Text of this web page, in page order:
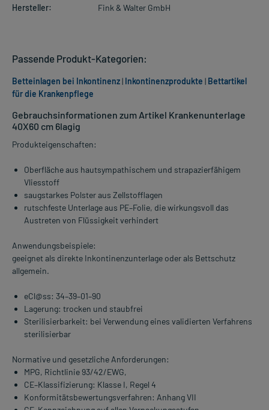
Hersteller:
Fink & Walter GmbH
Gebrauchsinformationen zum Artikel Krankenunterlage
40X60 cm 6lagig
Produkteigenschaften:
Oberfläche aus hautsympathischem und strapazierfähigem
Vliesstoff
saugstarkes Polster aus Zellstofflagen
rutschfeste Unterlage aus PE–Folie, die wirkungsvoll das
Austreten von Flüssigkeit verhindert
Anwendungsbeispiele:
geeignet als direkte Inkontinenzunterlage oder als Bettschutz
allgemein.
eCl@ss: 34–39–01–90
Lagerung: trocken und staubfrei
Sterilisierbarkeit: bei Verwendung eines validierten Verfahrens
sterilisierbar
Normative und gesetzliche Anforderungen:
MPG, Richtlinie 93/42/EWG,
CE–Klassifizierung: Klasse I, Regel 4
Konformitätsbewertungsverfahren: Anhang VII
Passende Produkt-Kategorien:
Betteinlagen bei Inkontinenz| Inkontinenzprodukte | Bettartikel
für die Krankenpflege